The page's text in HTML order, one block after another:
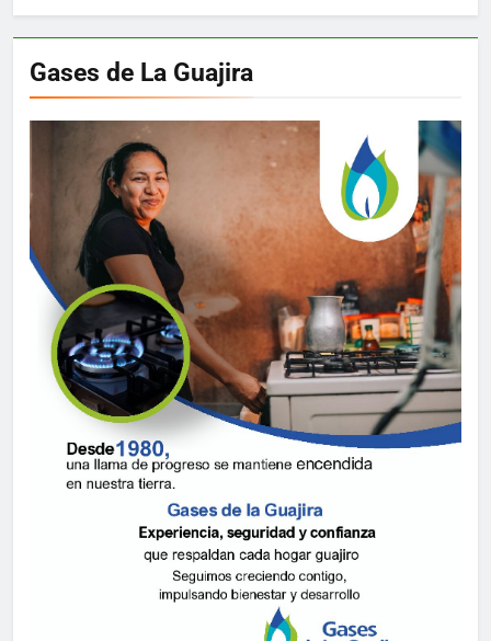
Gases de La Guajira